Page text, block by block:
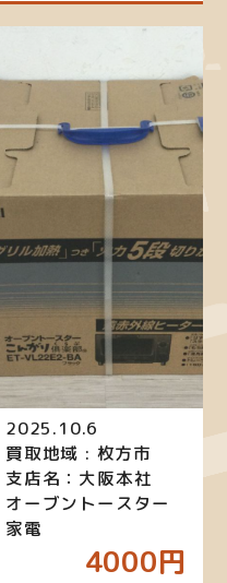
2025.10.6
買取地域 : 枚方市
支店名：大阪本社
オーブントースター
家電
4000円